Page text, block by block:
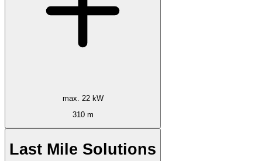
max. 22 kW
310 m
Last Mile Solutions